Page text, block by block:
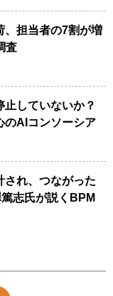
、担当者の7割が増
査
していないか？
のAIコンソーシア
され、つながった
志氏が説くBPM